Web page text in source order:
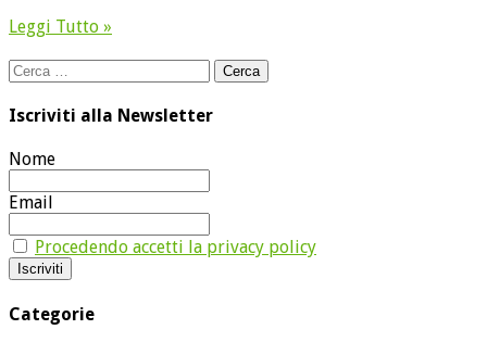
Leggi Tutto »
Ricerca
per:
Iscriviti alla Newsletter
Nome
Email
Procedendo accetti la privacy policy
Categorie